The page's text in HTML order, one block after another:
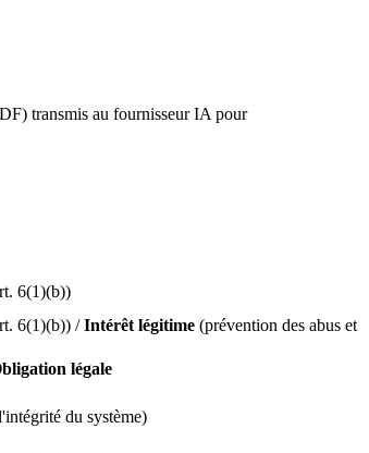
transmis au fournisseur IA pour
6(1)(b))
6(1)(b)) /Intérêt légitime (prévention des abus et
légale
du système)